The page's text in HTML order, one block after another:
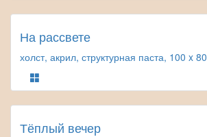
На рассвете
холст, акрил, структурная паста, 100 x 80
Тёплый вечер